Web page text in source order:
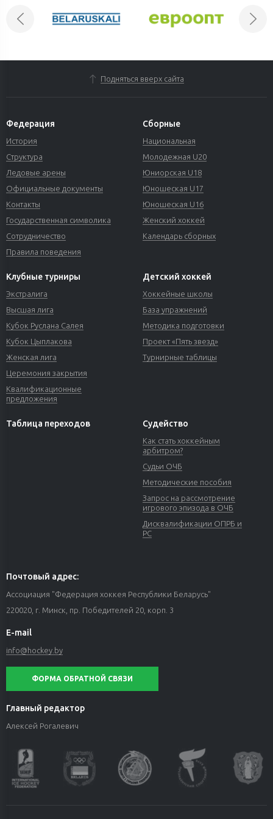
Подняться вверх сайта
Федерация
История
Структура
Ледовые арены
Официальные документы
Контакты
Государственная символика
Сотрудничество
Правила поведения
Сборные
Национальная
Молодежная U20
Юниорская U18
Юношеская U17
Юношеская U16
Женский хоккей
Календарь сборных
Клубные турниры
Экстралига
Высшая лига
Кубок Руслана Салея
Кубок Цыплакова
Женская лига
Церемония закрытия
Квалификационные
предложения
Детский хоккей
Хоккейные школы
База упражнений
Методика подготовки
Проект «Пять звезд»
Турнирные таблицы
Таблица переходов Судейство
Как стать хоккейным
арбитром?
Судьи ОЧБ
Методические пособия
Запрос на рассмотрение
игрового эпизода в ОЧБ
Дисквалификации ОПРБ и
РС
Почтовый адрес:
Ассоциация "Федерация хоккея Республики Беларусь"
220020, г. Минск, пр. Победителей 20, корп. 3
E-mail
info@hockey.by
ФОРМА ОБРАТНОЙ СВЯЗИ
Главный редактор
Алексей Рогалевич